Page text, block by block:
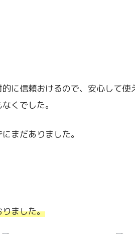
に信頼おけるので、安心して使
くでした。
まだありました。
ました。